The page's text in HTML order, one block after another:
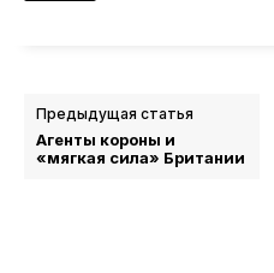
Предыдущая статья
Агенты короны и
«мягкая сила» Британии